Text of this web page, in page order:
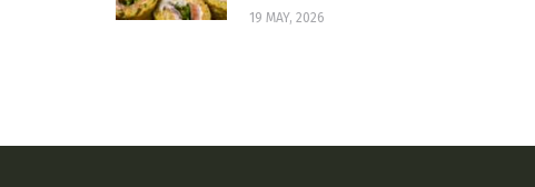
19 MAY, 2026